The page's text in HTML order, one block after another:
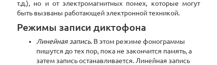
т.д.), но и от электромагнитных помех, которые могут
быть вызваны работающей электронной техникой.
Режимы записи диктофона
Линейная запись. В этом режиме фонограммы
пишутся до тех пор, пока не закончится память, а
затем запись останавливается. Линейная запись